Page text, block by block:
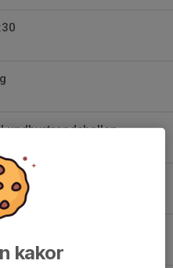
Vallhamra Sportcenter
kakor